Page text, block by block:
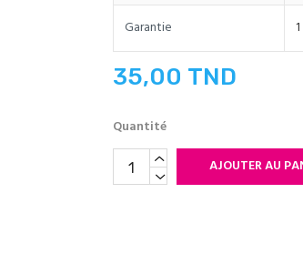
Garantie
35,00 TND
Quantité
AJOUTER AU